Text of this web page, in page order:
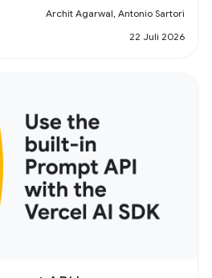
Archit Agarwal, Antonio Sartori
22 Juli 2026